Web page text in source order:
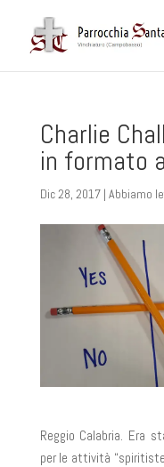
Charlie
in formato
Dic 28, 2017| Abbiamo
Reggio Calabria. Era
per le attività